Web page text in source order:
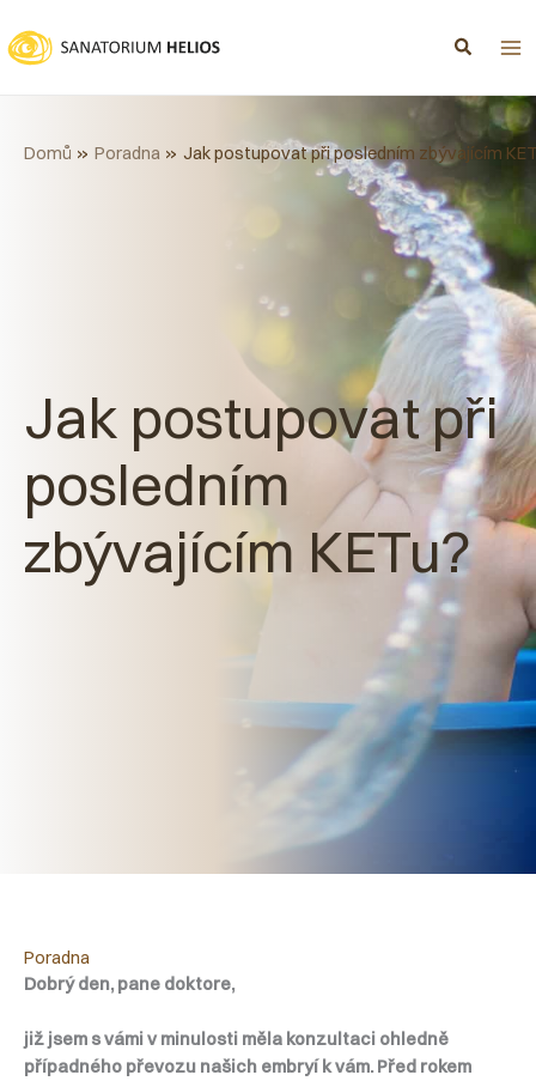
na
obsah
Jak postupovat při
posledním
zbývajícím KETu?
Domů Poradna Jak postupovat při posledním zbývajícím
Poradna
Dobrý den, pane doktore,
již jsem s vámi v minulosti měla konzultaci ohledně
případného převozu našich embryí k vám. Před rokem